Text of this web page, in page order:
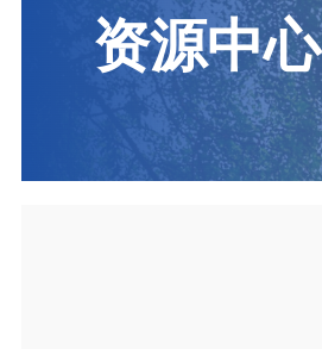
资源中心